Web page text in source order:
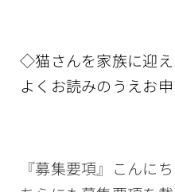
◇猫さんを家族に迎
よくお読みのうえお
『募集要項』こんに